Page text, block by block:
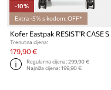
-10%
Extra -5% s kodom: OFF*
Kofer Eastpak RESIST'R CASE S
Trenutna cijena:
179,90 €
Regularna cijena:299,90 €
Najniža cijena:199,90 €